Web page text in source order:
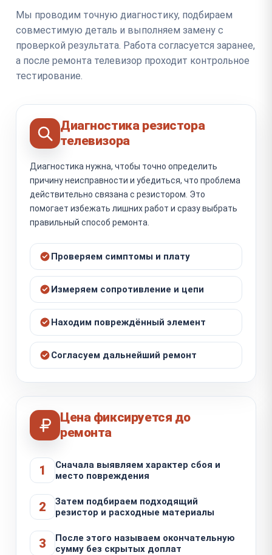
Мы проводим точную диагностику, подбираем
совместимую деталь и выполняем замену с
проверкой результата. Работа согласуется заранее,
а после ремонта телевизор проходит контрольное
тестирование.
Диагностика резистора
телевизора
Диагностика нужна, чтобы точно определить
причину неисправности и убедиться, что проблема
действительно связана с резистором. Это
помогает избежать лишних работ и сразу выбрать
правильный способ ремонта.
Проверяем симптомы и плату
Измеряем сопротивление и цепи
Находим повреждённый элемент
Согласуем дальнейший ремонт
Цена фиксируется до
ремонта
1
Сначала выявляем характер сбоя и
место повреждения
2
Затем подбираем подходящий
резистор и расходные материалы
3
После этого называем окончательную
сумму без скрытых доплат